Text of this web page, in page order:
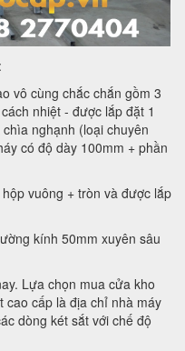
vô cùng chắc chắn gồm 3
nhiệt - được lắp đặt 1
nghạnh (loại chuyên
có độ dày 100mm + phần
vuông + tròn và được lắp
kính 50mm xuyên sâu
Lựa chọn mua cửa kho
cao cấp là địa chỉ nhà máy
dòng két sắt với chế độ